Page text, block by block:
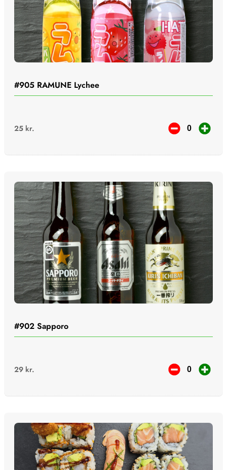
#905 RAMUNE Lychee
25 kr.
#902 Sapporo
29 kr.